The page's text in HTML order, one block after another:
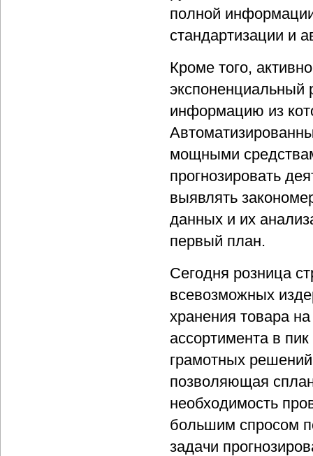
полной
стандартизации и
Кроме того,
экспоненциальный
информацию из
мощными
прогнозировать
выявлять
данных и их
первый план.
Сегодня розница
всевозможных
хранения товара
ассортимента в
грамотных
позволяющая
необходимость
большим спросом
задачи